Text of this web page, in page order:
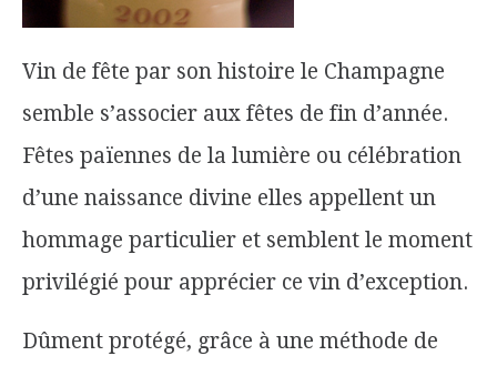
Vin de fête par son histoire le Champagne
semble s’associer aux fêtes de fin d’année.
Fêtes païennes de la lumière ou célébration
d’une naissance divine elles appellent un
hommage particulier et semblent le moment
privilégié pour apprécier ce vin d’exception.
Dûment protégé, grâce à une méthode de